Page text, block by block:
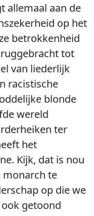
allemaal aan de
op het
betrokkenheid
tot
van liederlijk
racistische
blonde
wereld
ter
het
Kijk, dat is nou
monarch te
op die we
getoond